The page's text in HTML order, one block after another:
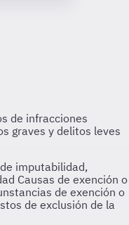
de infracciones
graves y delitos leves
imputabilidad,
Causas de exención o
de exención o
de exclusión de la